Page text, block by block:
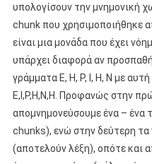
υπολογίσουν την μνημονική
chunk που χρησιμοποιήθηκε
είναι μια μονάδα που έχει
υπάρχει διαφορά αν
γράμματα Ε, Η, Ρ, Ι, Η, Ν με
Ε,Ι,Ρ,Η,Ν,Η. Προφανώς στην
απομνημονεύσουμε ένα – ένα
chunks), ενώ στην δεύτερη
(αποτελούν λέξη), οπότε και